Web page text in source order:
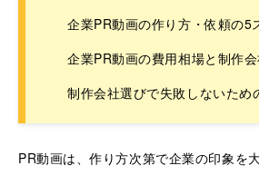
企業PR動画の作り方・依頼の5
企業PR動画の費用相場と制作
制作会社選びで失敗しないため
PR動画は、作り方次第で企業の印象を